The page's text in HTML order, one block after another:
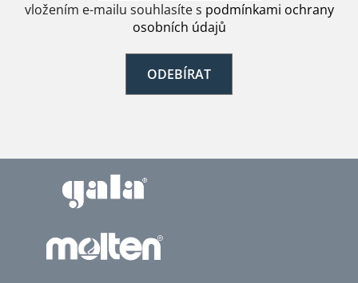
vložením e-mailu souhlasíte s podmínkami ochrany
osobních údajů
ODEBÍRAT